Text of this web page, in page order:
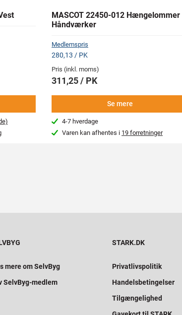
MASCOT 22450-012 Hængelommer
Håndværker
Medlemspris
280,13 / PK
Pris (inkl. moms)
311,25 / PK
Se mere
4-7 hverdage
Varen kan afhentes i 19 forretninger
mere om SelvByg
SelvByg-medlem
STARK.DK
Privatlivspolitik
Handelsbetingelser
Tilgængelighed